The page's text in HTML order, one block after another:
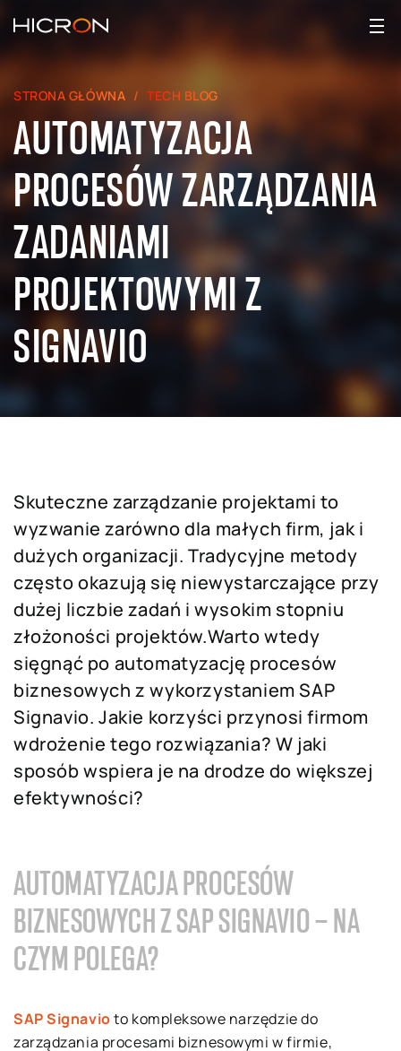
STRONA GŁÓWNA TECH BLOG
AUTOMATYZACJA
PROCESÓW ZARZĄDZANIA
ZADANIAMI
PROJEKTOWYMI Z
SIGNAVIO
Skuteczne zarządzanie projektami to
wyzwanie zarówno dla małych firm, jak i
dużych organizacji. Tradycyjne metody
często okazują się niewystarczające przy
dużej liczbie zadań i wysokim stopniu
złożoności projektów.Warto wtedy
sięgnąć po automatyzację procesów
biznesowych z wykorzystaniem SAP
Signavio. Jakie korzyści przynosi firmom
wdrożenie tego rozwiązania? W jaki
sposób wspiera je na drodze do większej
efektywności?
AUTOMATYZACJA PROCESÓW
BIZNESOWYCH Z SAP SIGNAVIO – NA
CZYM POLEGA?
SAP Signavioto kompleksowe narzędzie do
zarządzania procesami biznesowymi w firmie,